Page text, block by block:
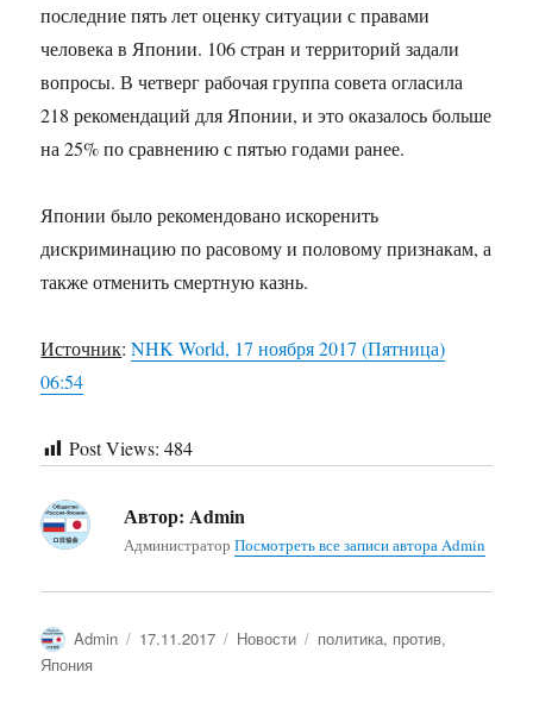
последние пять лет оценку ситуации с правами
человека в Японии. 106 стран и территорий задали
вопросы. В четверг рабочая группа совета огласила
218 рекомендаций для Японии, и это оказалось больше
на 25% по сравнению с пятью годами ранее.
Японии было рекомендовано искоренить
дискриминацию по расовому и половому признакам, а
также отменить смертную казнь.
Источник:NHK World, 17 ноября 2017 (Пятница)
06:54
Post Views: 484
Автор: Admin
АдминистраторПосмотреть все записи автора Admin
Автор
Admin Опубликовано
17.11.2017 Рубрики
Новости Метки
политика, против,
Япония